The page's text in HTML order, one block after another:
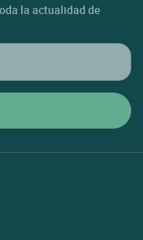
la actualidad de